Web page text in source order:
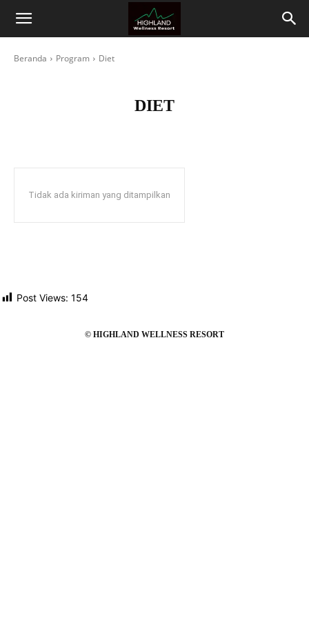
Highland
Wellness
Beranda Program Diet
DIET
Tidak ada kiriman yang ditampilkan
Post Views: 154
© HIGHLAND WELLNESS RESORT